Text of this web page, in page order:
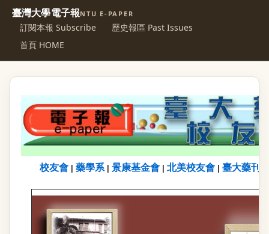
臺灣大學電子報NTU E-PAPER
訂閱本報 Subscribe
歷史報區 Past Issues
首頁 HOME
校友會 藥學系| 景康基金會 北美校友會 臺大藥刊